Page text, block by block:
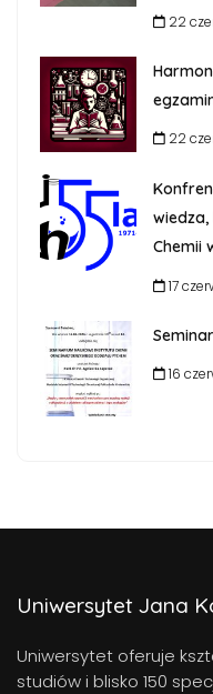
22
22
Chemii
17
16
Uniwersytet Jana
Uniwersytet oferuje
studiów i blisko 150